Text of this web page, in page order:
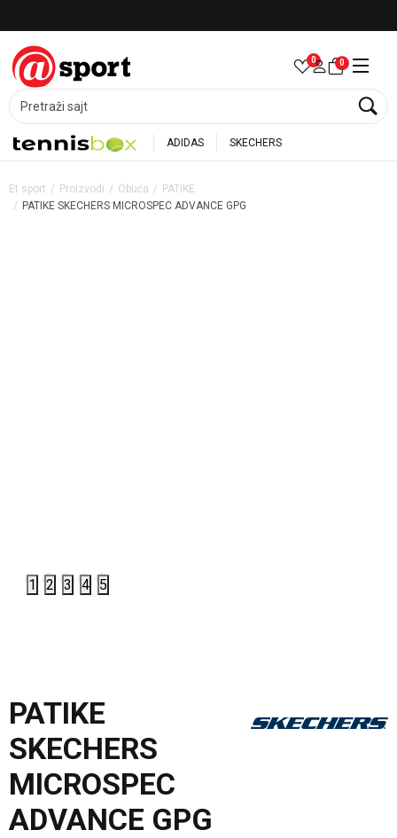
Pretraži sajt
0 0
ADIDAS SKECHERS
Et sport Proizvodi Obuća
PATIKE
PATIKE SKECHERS MICROSPEC ADVANCE GPG
1 2 3 4 5
PATIKE
SKECHERS
MICROSPEC
ADVANCE GPG